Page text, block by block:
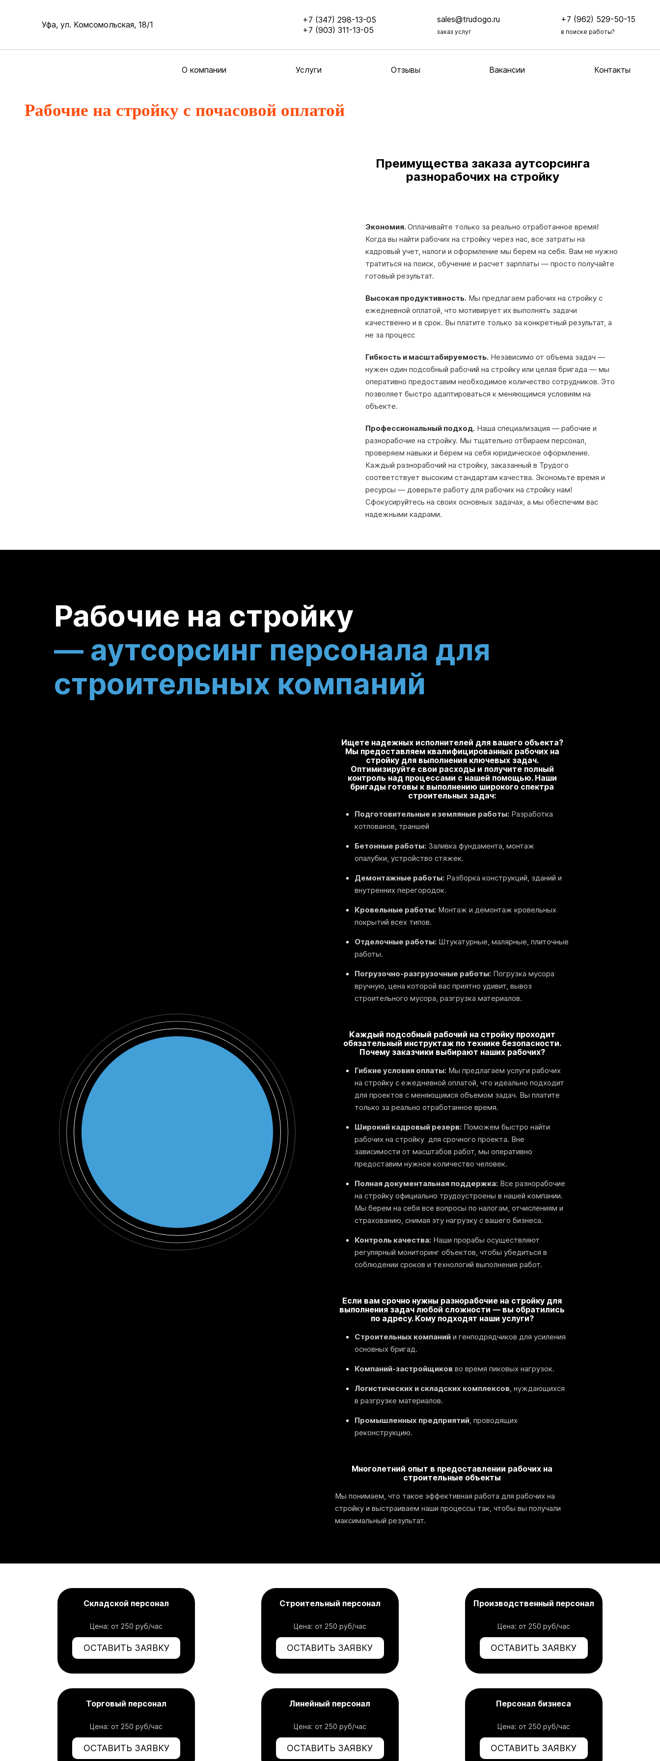
Уфа, ул. Комсомольская, 18/1
+7 (347) 298-13-05
+7 (903) 311-13-05
sales@trudogo.ru
заказ услуг
+7 (962) 529-50-15
в поиске работы?
О компании Услуги Отзывы Вакансии Контакты
Рабочие на стройку с почасовой оплатой
Преимущества заказа аутсорсинга
разнорабочих на стройку
Экономия.Оплачивайте только за реально отработанное время!
Когда вы найти рабочих на стройку через нас, все затраты на
кадровый учет, налоги и оформление мы берем на себя. Вам не нужно
тратиться на поиск, обучение и расчет зарплаты — просто получайте
готовый результат.
Высокая продуктивность. Мы предлагаем рабочих на стройку с
ежедневной оплатой, что мотивирует их выполнять задачи
качественно и в срок. Вы платите только за конкретный результат, а
не за процесс
Гибкость и масштабируемость. Независимо от объема задач —
нужен один подсобный рабочий на стройку или целая бригада — мы
оперативно предоставим необходимое количество сотрудников. Это
позволяет быстро адаптироваться к меняющимся условиям на
объекте.
Профессиональный подход. Наша специализация — рабочие и
разнорабочие на стройку. Мы тщательно отбираем персонал,
проверяем навыки и берем на себя юридическое оформление.
Каждый разнорабочий на стройку, заказанный в Трудого
соответствует высоким стандартам качества. Экономьте время и
ресурсы — доверьте работу для рабочих на стройку нам!
Сфокусируйтесь на своих основных задачах, а мы обеспечим вас
надежными кадрами.
Рабочие на стройку
— аутсорсинг персонала для
строительных компаний
Ищете надежных исполнителей для вашего объекта?
Мы предоставляем квалифицированных рабочих на
стройку для выполнения ключевых задач.
Оптимизируйте свои расходы и получите полный
контроль над процессами с нашей помощью. Наши
бригады готовы к выполнению широкого спектра
строительных задач:
Подготовительные и земляные работы: Разработка
котлованов, траншей
Бетонные работы: Заливка фундамента, монтаж
опалубки, устройство стяжек.
Демонтажные работы: Разборка конструкций, зданий и
внутренних перегородок.
Кровельные работы: Монтаж и демонтаж кровельных
покрытий всех типов.
Отделочные работы: Штукатурные, малярные, плиточные
работы.
Погрузочно-разгрузочные работы: Погрузка мусора
вручную, цена которой вас приятно удивит, вывоз
строительного мусора, разгрузка материалов.
Каждый подсобный рабочий на стройку проходит
обязательный инструктаж по технике безопасности.
Почему заказчики выбирают наших рабочих?
Гибкие условия оплаты: Мы предлагаем услуги рабочих
на стройку с ежедневной оплатой, что идеально подходит
для проектов с меняющимся объемом задач. Вы платите
только за реально отработанное время.
Широкий кадровый резерв: Поможем быстро найти
рабочих на стройку для срочного проекта. Вне
зависимости от масштабов работ, мы оперативно
предоставим нужное количество человек.
Полная документальная поддержка: Все разнорабочие
на стройку официально трудоустроены в нашей компании.
Мы берем на себя все вопросы по налогам, отчислениям и
страхованию, снимая эту нагрузку с вашего бизнеса.
Контроль качества: Наши прорабы осуществляют
регулярный мониторинг объектов, чтобы убедиться в
соблюдении сроков и технологий выполнения работ.
Если вам срочно нужны разнорабочие на стройку для
выполнения задач любой сложности — вы обратились
по адресу. Кому подходят наши услуги?
Строительных компаний и генподрядчиков для усиления
основных бригад.
Компаний-застройщиков во время пиковых нагрузок.
Логистических и складских комплексов, нуждающихся
в разгрузке материалов.
Промышленных предприятий, проводящих
реконструкцию.
Многолетний опыт в предоставлении рабочих на
строительные объекты
Мы понимаем, что такое эффективная работа для рабочих на
стройку и выстраиваем наши процессы так, чтобы вы получали
максимальный результат.
Складской персонал
Цена: от 250 руб/час
ОСТАВИТЬ ЗАЯВКУ
Строительный персонал
Цена: от 250 руб/час
ОСТАВИТЬ ЗАЯВКУ
Производственный персонал
Цена: от 250 руб/час
ОСТАВИТЬ ЗАЯВКУ
Торговый персонал
Цена: от 250 руб/час
ОСТАВИТЬ ЗАЯВКУ
Линейный персонал
Цена: от 250 руб/час
ОСТАВИТЬ ЗАЯВКУ
Персонал бизнеса
Цена: от 250 руб/час
ОСТАВИТЬ ЗАЯВКУ